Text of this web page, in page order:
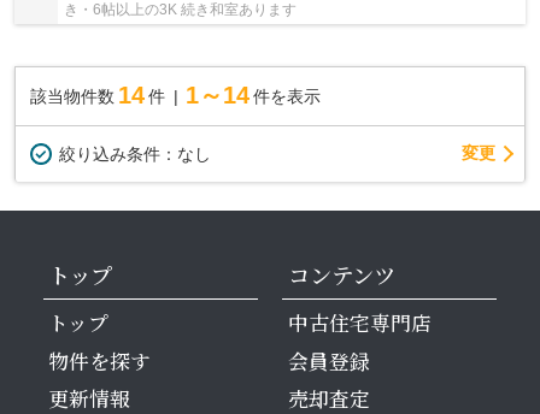
き・6帖以上の3K 続き和室あります
該当物件数 14件 1～14 件を表示
絞り込み条件： なし 変更
トップ
トップ
物件を探す
更新情報
コンテンツ
中古住宅専門店
会員登録
売却査定